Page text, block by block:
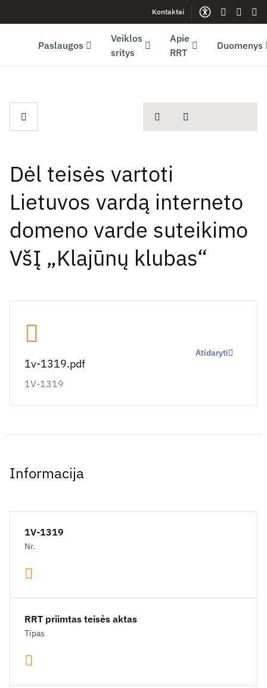
Youtube (opens in new window)Kontaktai
Gestų
Paslaugos
Veiklos
sritys
Apie
RRT
Duomenys
spausdintiDalintis
Dėl teisės vartoti
Lietuvos vardą interneto
domeno varde suteikimo
VšĮ „Klajūnų klubas“
1v-1319.pdf
1V-1319
Atidaryti
Informacija
1V-1319
Nr.
RRT priimtas teisės aktas
Tipas